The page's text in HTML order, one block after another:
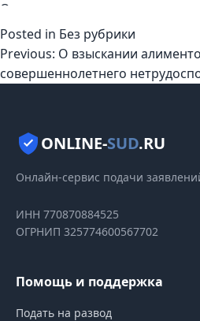
Posted in Без рубрики
Навигация
по
Previous: О взыскании
совершеннолетнего
ONLINE-SUD.RU
Онлайн-сервис подачи
ИНН 770870884525
ОГРНИП 325774600567702
Помощь и поддержка
Подать на развод